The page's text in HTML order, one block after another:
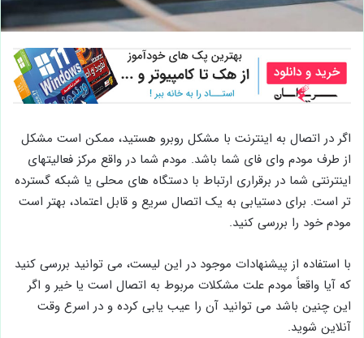
اگر در اتصال به اینترنت با مشکل روبرو هستید، ممکن است مشکل
از طرف مودم وای فای شما باشد. مودم شما در واقع مرکز فعالیتهای
اینترنتی شما در برقراری ارتباط با دستگاه های محلی یا شبکه گسترده
تر است. برای دستیابی به یک اتصال سریع و قابل اعتماد، بهتر است
مودم خود را بررسی کنید.
با استفاده از پیشنهادات موجود در این لیست، می توانید بررسی کنید
که آیا واقعاً مودم علت مشکلات مربوط به اتصال است یا خیر و اگر
این چنین باشد می توانید آن را عیب یابی کرده و در اسرع وقت
آنلاین شوید.